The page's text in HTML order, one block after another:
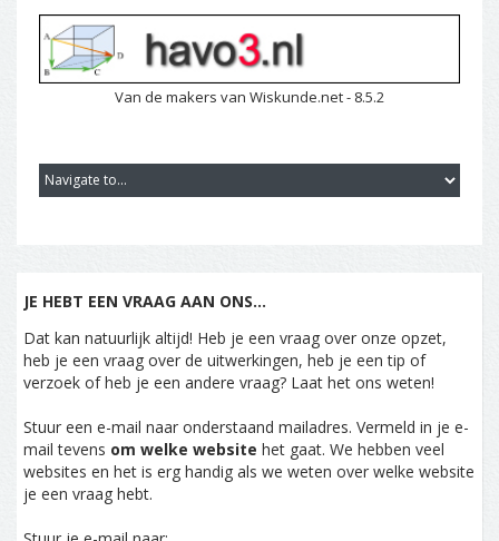
Van de makers van Wiskunde.net - 8.5.2
JE HEBT EEN VRAAG AAN ONS...
Dat kan natuurlijk altijd! Heb je een vraag over onze opzet,
heb je een vraag over de uitwerkingen, heb je een tip of
verzoek of heb je een andere vraag? Laat het ons weten!
Stuur een e-mail naar onderstaand mailadres. Vermeld in je e-
mail tevens om welke website het gaat. We hebben veel
websites en het is erg handig als we weten over welke website
je een vraag hebt.